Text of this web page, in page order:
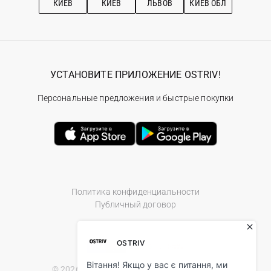
КИЕВ КИЕВ ЛЬВОВ КИЕВ ОБЛ
Политика конфиденциальности
Публичный договор
УСТАНОВИТЕ ПРИЛОЖЕНИЕ OSTRIV!
Персональные предложения и быстрые покупки